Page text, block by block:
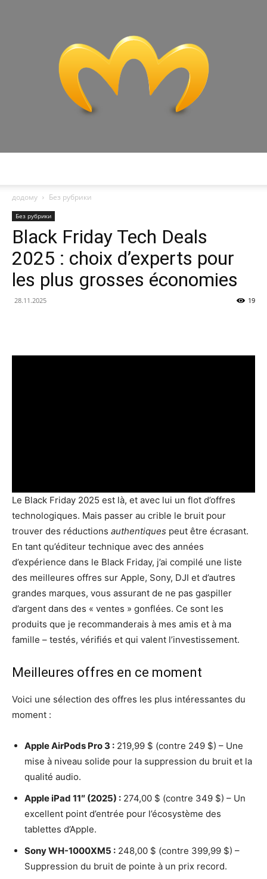
додому
Без рубрики
Без рубрики
Black Friday Tech Deals
2025 : choix d’experts pour
les plus grosses économies
28.11.2025 19
Le Black Friday 2025 est là, et avec lui un flot d’offres
technologiques. Mais passer au crible le bruit pour
trouver des réductions authentiques peut être écrasant.
En tant qu’éditeur technique avec des années
d’expérience dans le Black Friday, j’ai compilé une liste
des meilleures offres sur Apple, Sony, DJI et d’autres
grandes marques, vous assurant de ne pas gaspiller
d’argent dans des « ventes » gonflées. Ce sont les
produits que je recommanderais à mes amis et à ma
famille – testés, vérifiés et qui valent l’investissement.
Meilleures offres en ce moment
Voici une sélection des offres les plus intéressantes du
moment :
Apple AirPods Pro 3 : 219,99 $ (contre 249 $) – Une
mise à niveau solide pour la suppression du bruit et la
qualité audio.
Apple iPad 11″ (2025) : 274,00 $ (contre 349 $) – Un
excellent point d’entrée pour l’écosystème des
tablettes d’Apple.
Sony WH-1000XM5 : 248,00 $ (contre 399,99 $) –
Suppression du bruit de pointe à un prix record.